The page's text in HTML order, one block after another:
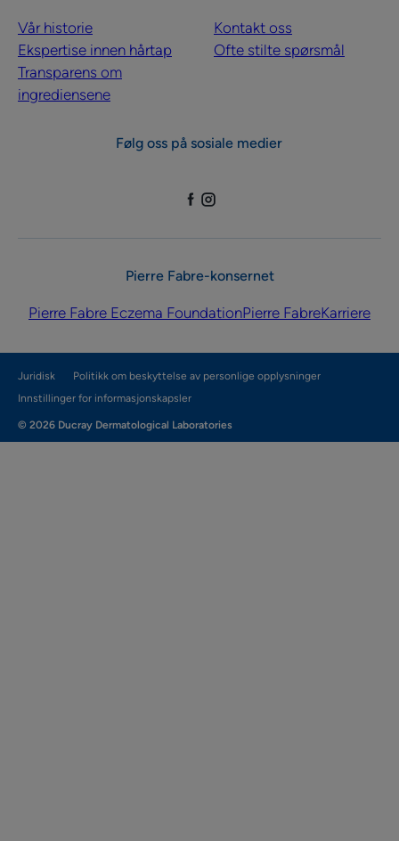
Vår historie
Ekspertise innen hårtap
Transparens om
ingrediensene
Kontakt oss
Ofte stilte spørsmål
Følg oss på sosiale medier
Pierre Fabre-konsernet
Pierre Fabre Eczema FoundationPierre FabreKarriere
Juridisk
Politikk om beskyttelse av personlige opplysninger
Innstillinger for informasjonskapsler
© 2026 Ducray Dermatological Laboratories